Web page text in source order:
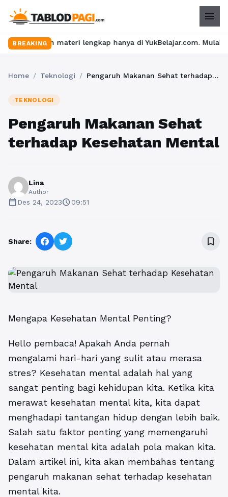
menu
BREAKING
materi lengkap hanya di YukBelajar.com. Mulai langkah
Home / Teknologi / Pengaruh Makanan Sehat terhadap Kesehatan Mental
TEKNOLOGI
Pengaruh Makanan Sehat
terhadap Kesehatan Mental
Lina
Author
calendar_todayDes 24, 2023schedule09:51
Share: bookmark_border
Mengapa Kesehatan Mental Penting?
Hello pembaca! Apakah Anda pernah
mengalami hari-hari yang sulit atau merasa
stres? Kesehatan mental adalah hal yang
sangat penting bagi kehidupan kita. Ketika kita
merawat kesehatan mental kita, kita dapat
menghadapi tantangan hidup dengan lebih baik.
Salah satu faktor penting yang memengaruhi
kesehatan mental kita adalah pola makan kita.
Dalam artikel ini, kita akan membahas tentang
pengaruh makanan sehat terhadap kesehatan
mental kita.